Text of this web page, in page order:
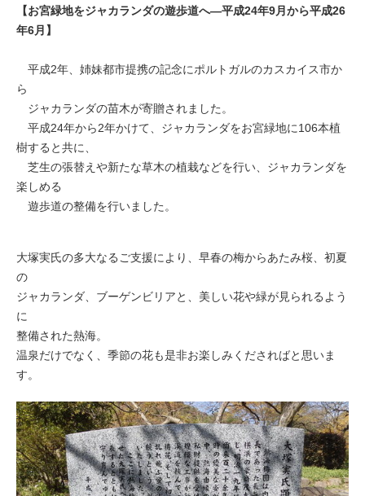
【お宮緑地をジャカランダの遊歩道へ―平成24年9月から平成26
年6月】
平成2年、姉妹都市提携の記念にポルトガルのカスカイス市か
ら
ジャカランダの苗木が寄贈されました。
平成24年から2年かけて、ジャカランダをお宮緑地に106本植
樹すると共に、
芝生の張替えや新たな草木の植栽などを行い、ジャカランダを
楽しめる
遊歩道の整備を行いました。
大塚実氏の多大なるご支援により、早春の梅からあたみ桜、初夏
の
ジャカランダ、ブーゲンビリアと、美しい花や緑が見られるよう
に
整備された熱海。
温泉だけでなく、季節の花も是非お楽しみくださればと思いま
す。